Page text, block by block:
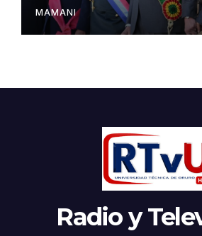
MAMANI
Radio y